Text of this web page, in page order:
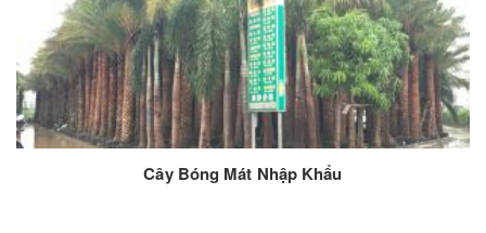
Cây Bóng Mát Nhập Khẩu